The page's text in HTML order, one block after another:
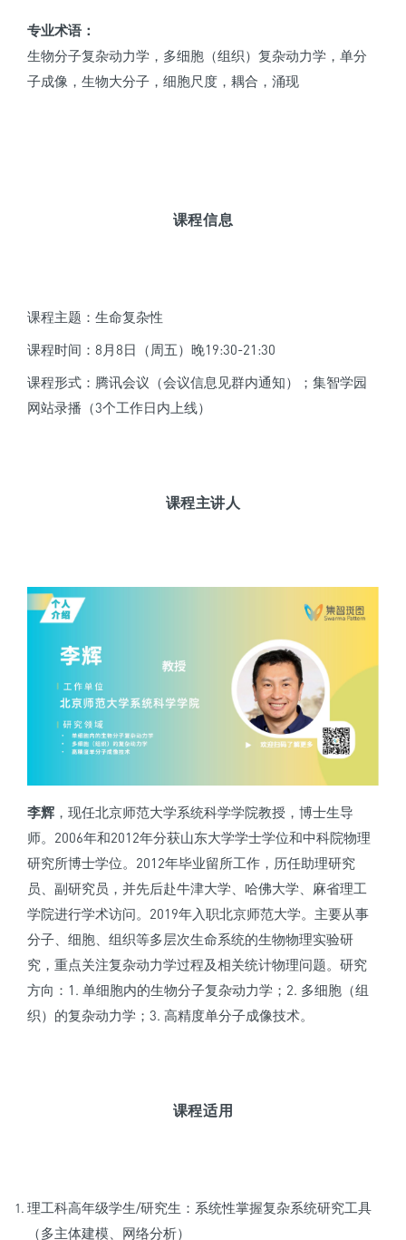
专业术语：
生物分子复杂动力学，多细胞（组织）复杂动力学，单分
子成像，生物大分子，细胞尺度，耦合，涌现
课程信息
课程主题：生命复杂性
课程时间：8月8日（周五）晚19:30-21:30
课程形式：腾讯会议（会议信息见群内通知）；集智学园
网站录播（3个工作日内上线）
课程主讲人
李辉 ，现任北京师范大学系统科学学院教授，博士生导
师。2006年和2012年分获山东大学学士学位和中科院物理
研究所博士学位。2012年毕业留所工作，历任助理研究
员、副研究员，并先后赴牛津大学、哈佛大学、麻省理工
学院进行学术访问。2019年入职北京师范大学。主要从事
分子、细胞、组织等多层次生命系统的生物物理实验研
究，重点关注复杂动力学过程及相关统计物理问题。研究
方向：1. 单细胞内的生物分子复杂动力学；2. 多细胞（组
织）的复杂动力学；3. 高精度单分子成像技术。
课程适用
理工科高年级学生/研究生：系统性掌握复杂系统研究工具
（多主体建模、网络分析）